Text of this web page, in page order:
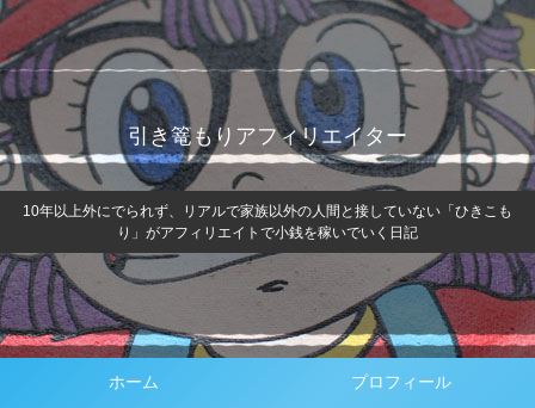
引き篭もりアフィリエイター
10年以上外にでられず、リアルで家族以外の人間と接していない「ひきこも
り」がアフィリエイトで小銭を稼いでいく日記
ホーム プロフィール